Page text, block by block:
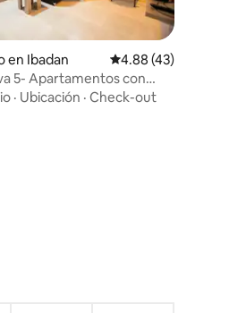
de 5, 8 reseñas
en Ibadan Calificación
4.88 (43)
5- Apartamentos con
Intl 1 cerca de U.I
· Ubicación · Check-out